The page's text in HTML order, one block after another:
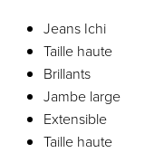
Jeans Ichi
Taille haute
Brillants
Jambe large
Extensible
Taille haute